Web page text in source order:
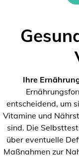
Ihre
entscheidend, um
Vitamine und
sind. Die
über eventuelle
Maßnahmen zur